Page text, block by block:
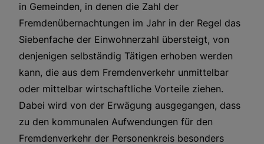
in Gemeinden, in denen die Zahl der
Fremdenübernachtungen im Jahr in der Regel das
Siebenfache der Einwohnerzahl übersteigt, von
denjenigen selbständig Tätigen erhoben werden
kann, die aus dem Fremdenverkehr unmittelbar
oder mittelbar wirtschaftliche Vorteile ziehen.
Dabei wird von der Erwägung ausgegangen, dass
zu den kommunalen Aufwendungen für den
Fremdenverkehr der Personenkreis besonders